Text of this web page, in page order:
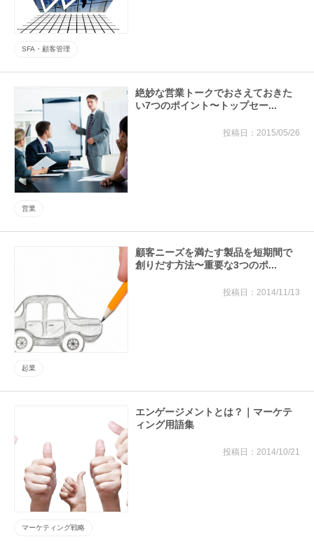
SFA・顧客管理
絶妙な営業トークでおさえておきた
い7つのポイント〜トップセー...
2015/05/26
営業
顧客ニーズを満たす製品を短期間で
創りだす方法〜重要な3つのポ...
2014/11/13
起業
エンゲージメントとは？｜マーケテ
ィング用語集
2014/10/21
マーケティング戦略